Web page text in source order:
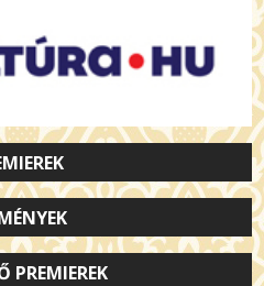
PREMIEREK